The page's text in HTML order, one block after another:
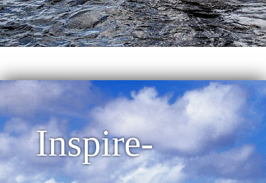
Inspire-